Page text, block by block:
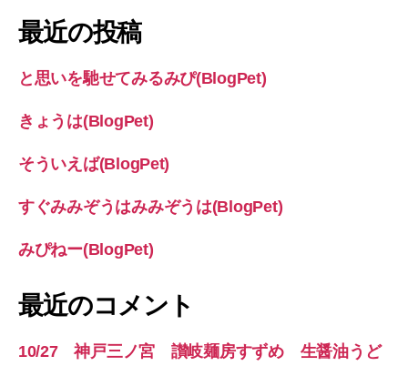
象:
最近の投稿
と思いを馳せてみるみぴ(BlogPet)
きょうは(BlogPet)
そういえば(BlogPet)
すぐみみぞうはみみぞうは(BlogPet)
みぴねー(BlogPet)
最近のコメント
10/27 神戸三ノ宮 讃岐麺房すずめ 生醤油うど